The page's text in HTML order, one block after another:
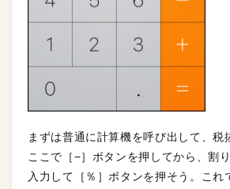
まずは普通に計算機を呼び出して、税
ここで［−］ボタンを押してから、割
入力して［％］ボタンを押そう。これ